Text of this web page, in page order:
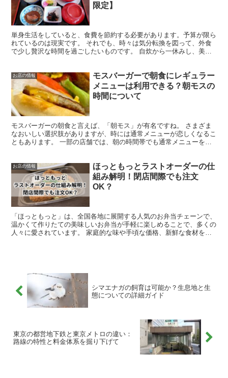
限定】
単身生活をしていると、食費を節約する必要があります。予算が限ら
れているのは現実です。 それでも、時々は気分転換を図って、外食
で少し贅沢な時間を過ごしたいものです。 自炊から一休みし、美味
お店の情報
モスバーガーで朝食にレギュラー
メニューは利用できる？朝モスの
時間について
モスバーガーの朝食と言えば、「朝モス」が有名ですね。 さまざま
なおいしい選択肢がありますが、時には通常メニューが恋しくなるこ
ともあります。 一部の店舗では、朝の時間帯でも通常メニューを注
お店の情報
ほっともっとラストオーダーの仕
組み解明！閉店間際でも注文
OK？
「ほっともっと」は、全国各地に展開する人気のお弁当チェーンで、
温かくて作りたての美味しいお弁当が手軽に楽しめることで、多くの
人々に愛されています。 家庭的な味や手頃な価格、新鮮な食材を使
シマエナガの飼育は可能か？生息地と生
態についての詳細ガイド
東京の都営地下鉄と東京メトロの違い：
路線の特性と料金体系を掘り下げて